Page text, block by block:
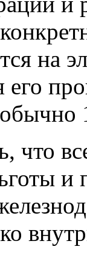
на
его
что